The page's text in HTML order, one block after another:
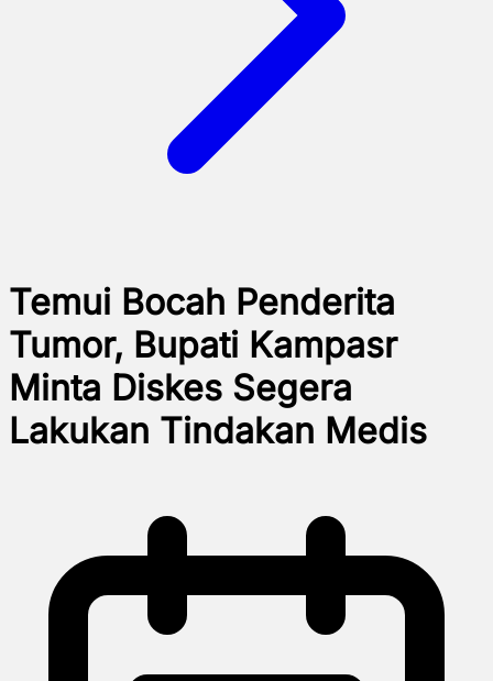
Temui Bocah Penderita
Tumor, Bupati Kampasr
Minta Diskes Segera
Lakukan Tindakan Medis